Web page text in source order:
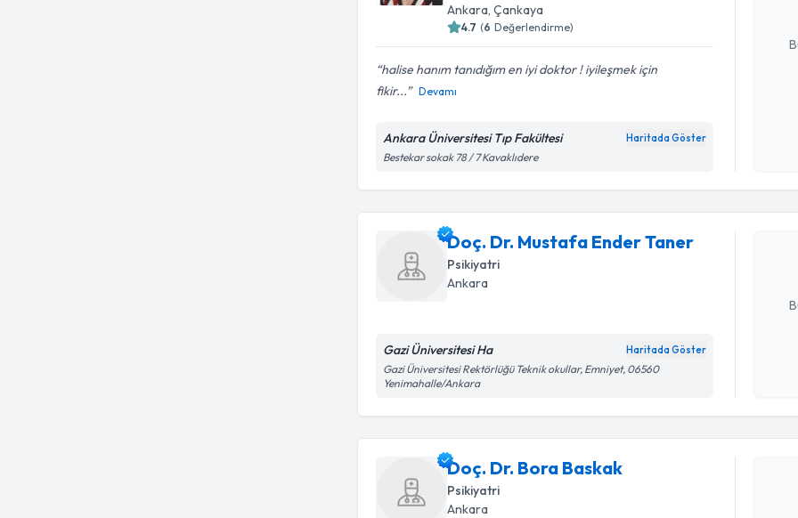
Ankara , Çankaya
4.7 (6 Değerlendirme)
halise hanım tanıdığım en iyi doktor ! iyileşmek için
fikir...
Devamı
Ankara Üniversitesi Tıp Fakültesi Haritada Göster
Bestekar sokak 78 / 7 Kavaklıdere
Doç. Dr. Mustafa Ender Taner
Psikiyatri
Ankara
Gazi Üniversitesi Ha Haritada Göster
Gazi Üniversitesi Rektörlüğü Teknik okullar, Emniyet, 06560
Yenimahalle/Ankara
Doç. Dr.
oluşturun.
Doç. Dr. Bora Baskak
Psikiyatri
Ankara